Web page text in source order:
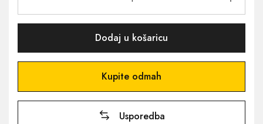
Dodaj u košaricu
Kupite odmah
Usporedba